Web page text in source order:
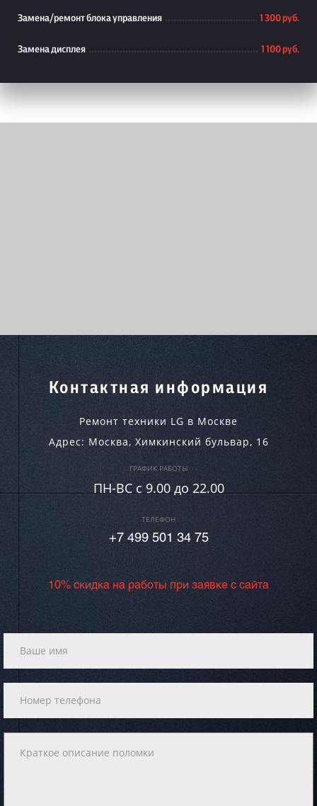
Замена/ремонт блока управления 1 300 руб.
Замена дисплея 1 100 руб.
Контактная информация
Ремонт техники LG в Москве
Адрес: Москва, Химкинский бульвар, 16
ГРАФИК РАБОТЫ
ПН-ВC c 9.00 до 22.00
ТЕЛЕФОН
+7 499 501 34 75
10% скидка на работы при заявке с сайта